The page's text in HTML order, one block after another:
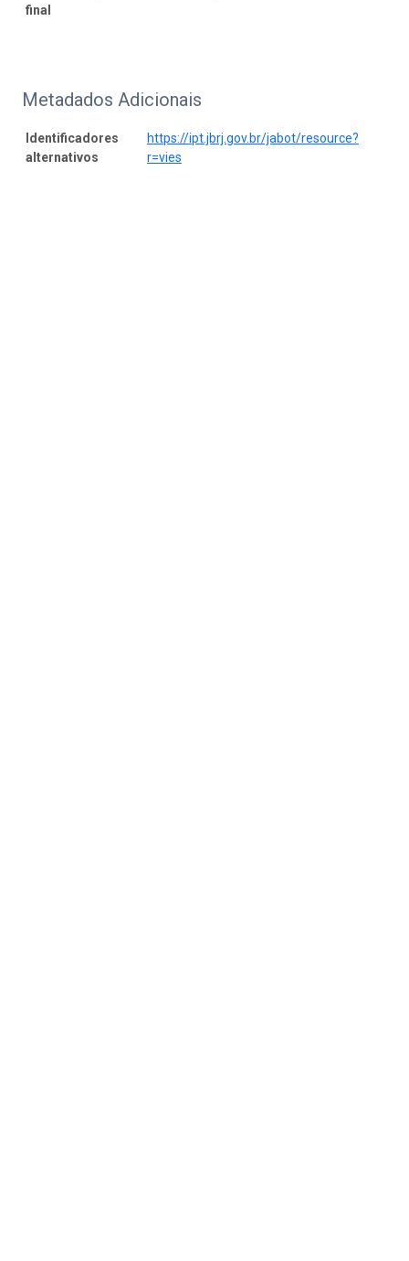
final
Metadados Adicionais
Identificadores
alternativos
https://ipt.jbrj.gov.br/jabot/resource?
r=vies